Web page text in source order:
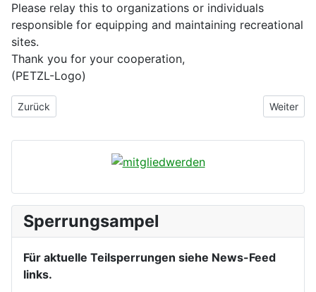
Please relay this to organizations or individuals
responsible for equipping and maintaining recreational
sites.
Thank you for your cooperation,
(PETZL-Logo)
Vorheriger Beitrag: Einladung zur Jahreshauptversammlung mit
Zurück Nächster
Weiter
Sperrungsampel
Für aktuelle Teilsperrungen siehe News-Feed
links.